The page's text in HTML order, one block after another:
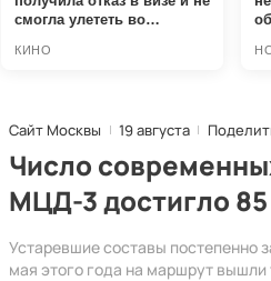
Сайт Москвы 19 августа
Число
МЦД-3 достигло
Устаревшие составы постепенно
мая этого года на маршрут